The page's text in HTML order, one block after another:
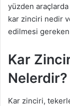
yüzden
kar zinciri nedir
edilmesi
Kar
Nelerdir?
Kar zinciri,